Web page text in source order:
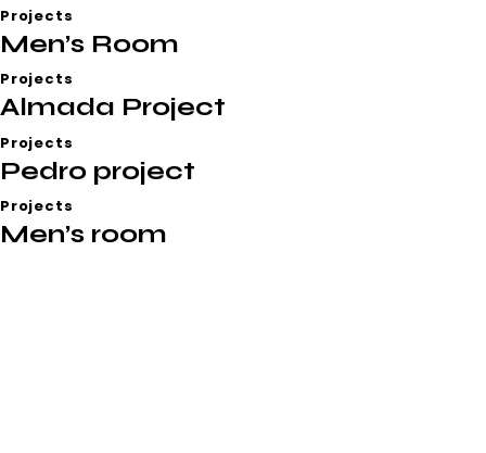
Projects
Men’s Room
Projects
Almada Project
Projects
Pedro project
Projects
Men’s room